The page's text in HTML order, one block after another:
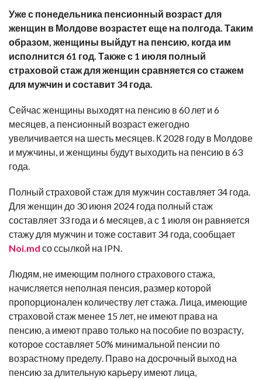
Уже с понедельника пенсионный возраст для
женщин в Молдове возрастет еще на полгода. Таким
образом, женщины выйдут на пенсию, когда им
исполнится 61 год. Также с 1 июля полный
страховой стаж для женщин сравняется со стажем
для мужчин и составит 34 года.
Сейчас женщины выходят на пенсию в 60 лет и 6
месяцев, а пенсионный возраст ежегодно
увеличивается на шесть месяцев. К 2028 году в Молдове
и мужчины, и женщины будут выходить на пенсию в 63
года.
Полный страховой стаж для мужчин составляет 34 года.
Для женщин до 30 июня 2024 года полный стаж
составляет 33 года и 6 месяцев, а с 1 июля он равняется
стажу для мужчин и тоже составит 34 года, сообщает
Noi.md со ссылкой на IPN.
Людям, не имеющим полного страхового стажа,
начисляется неполная пенсия, размер которой
пропорционален количеству лет стажа. Лица, имеющие
страховой стаж менее 15 лет, не имеют права на
пенсию, а имеют право только на пособие по возрасту,
которое составляет 50% минимальной пенсии по
возрастному пределу. Право на досрочный выход на
пенсию за длительную карьеру имеют лица,